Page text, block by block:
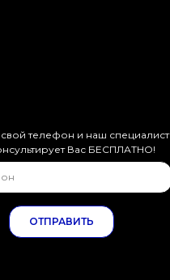
ОТПРАВИТЬ
свой телефон и наш специалист
Вас БЕСПЛАТНО!